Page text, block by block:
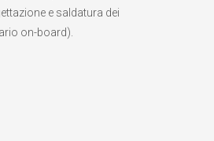
e saldatura dei
on-board).